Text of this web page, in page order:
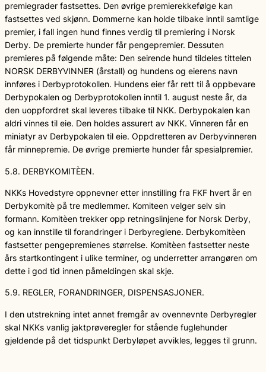
premiegrader fastsettes. Den øvrige premierekkefølge kan
fastsettes ved skjønn. Dommerne kan holde tilbake inntil samtlige
premier, i fall ingen hund finnes verdig til premiering i Norsk
Derby. De premierte hunder får pengepremier. Dessuten
premieres på følgende måte: Den seirende hund tildeles tittelen
NORSK DERBYVINNER (årstall) og hundens og eierens navn
innføres i Derbyprotokollen. Hundens eier får rett til å oppbevare
Derbypokalen og Derbyprotokollen inntil 1. august neste år, da
den uoppfordret skal leveres tilbake til NKK. Derbypokalen kan
aldri vinnes til eie. Den holdes assurert av NKK. Vinneren får en
miniatyr av Derbypokalen til eie. Oppdretteren av Derbyvinneren
får minnepremie. De øvrige premierte hunder får spesialpremier.
5.8. DERBYKOMITÈEN.
NKKs Hovedstyre oppnevner etter innstilling fra FKF hvert år en
Derbykomitè på tre medlemmer. Komiteen velger selv sin
formann. Komitèen trekker opp retningslinjene for Norsk Derby,
og kan innstille til forandringer i Derbyreglene. Derbykomitèen
fastsetter pengepremienes størrelse. Komitèen fastsetter neste
års startkontingent i ulike terminer, og underretter arrangøren om
dette i god tid innen påmeldingen skal skje.
5.9. REGLER, FORANDRINGER, DISPENSASJONER.
I den utstrekning intet annet fremgår av ovennevnte Derbyregler
skal NKKs vanlig jaktprøveregler for stående fuglehunder
gjeldende på det tidspunkt Derbyløpet avvikles, legges til grunn.